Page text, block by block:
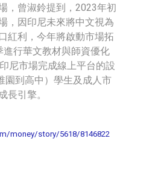
曾淑鈴提到，2023年初
，因印尼未來將中文視為
紅利，今年將啟動市場拓
行華文教材與師資優化
尼市場完成線上平台的設
園到高中）學生及成人市
長引擎。
money/story/5618/8146822